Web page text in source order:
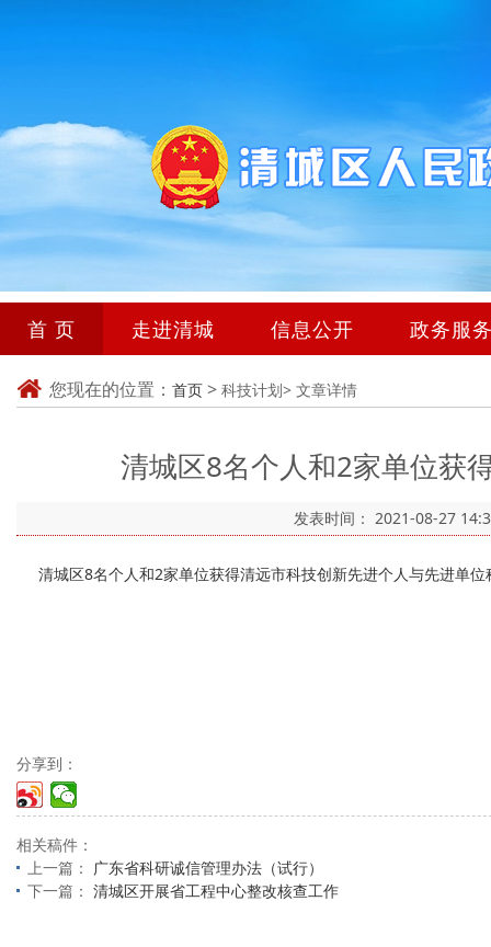
首 页 走进清城 信息公开 政务服
您现在的位置： 首页 > 科技计划> 文章详情
清城区8名个人和2家单位获
发表时间： 2021-08-27
清城区8名个人和2家单位获得清远市科技创新先进个人与先进单
分享到：
相关稿件：
上一篇： 广东省科研诚信管理办法（试行）
下一篇： 清城区开展省工程中心整改核查工作